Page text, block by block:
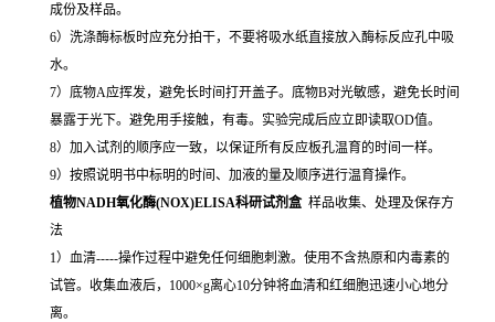
成份及样品。
6）洗涤酶标板时应充分拍干，不要将吸水纸直接放入酶标反应孔中吸
水。
7）底物A应挥发，避免长时间打开盖子。底物B对光敏感，避免长时间
暴露于光下。避免用手接触，有毒。实验完成后应立即读取OD值。
8）加入试剂的顺序应一致，以保证所有反应板孔温育的时间一样。
9）按照说明书中标明的时间、加液的量及顺序进行温育操作。
植物NADH氧化酶(NOX)ELISA科研试剂盒 样品收集、处理及保存方
法
1）血清-----操作过程中避免任何细胞刺激。使用不含热原和内毒素的
试管。收集血液后，1000×g离心10分钟将血清和红细胞迅速小心地分
离。